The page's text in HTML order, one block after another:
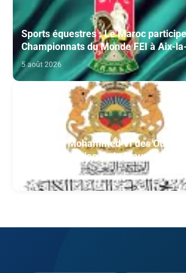
Sports équestres : Le Maroc
Championnats du Monde FEI à Aix-
Chapelle
5 août 2026
Fondation Mohammed VI des Oulémas
africains- section de la Mauritanie:
Annonce des qualifiés au concours
manuscrits et des documents
africains